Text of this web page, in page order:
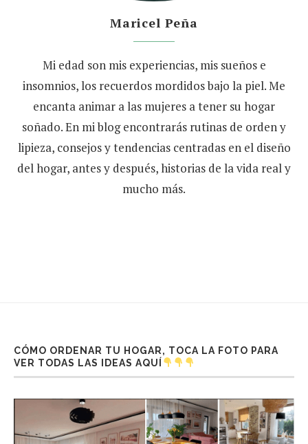
Maricel Peña
Mi edad son mis experiencias, mis sueños e
insomnios, los recuerdos mordidos bajo la piel. Me
encanta animar a las mujeres a tener su hogar
soñado. En mi blog encontrarás rutinas de orden y
lipieza, consejos y tendencias centradas en el diseño
del hogar, antes y después, historias de la vida real y
mucho más.
CÓMO ORDENAR TU HOGAR, TOCA LA FOTO PARA
VER TODAS LAS IDEAS AQUÍ